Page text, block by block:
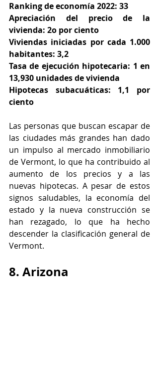
Ranking de economía 2022: 33
Apreciación del precio de la
vivienda: 2o por ciento
Viviendas iniciadas por cada 1.000
habitantes: 3,2
Tasa de ejecución hipotecaria: 1 en
13,930 unidades de vivienda
Hipotecas subacuáticas: 1,1 por
ciento
Las personas que buscan escapar de
las ciudades más grandes han dado
un impulso al mercado inmobiliario
de Vermont, lo que ha contribuido al
aumento de los precios y a las
nuevas hipotecas. A pesar de estos
signos saludables, la economía del
estado y la nueva construcción se
han rezagado, lo que ha hecho
descender la clasificación general de
Vermont.
8. Arizona